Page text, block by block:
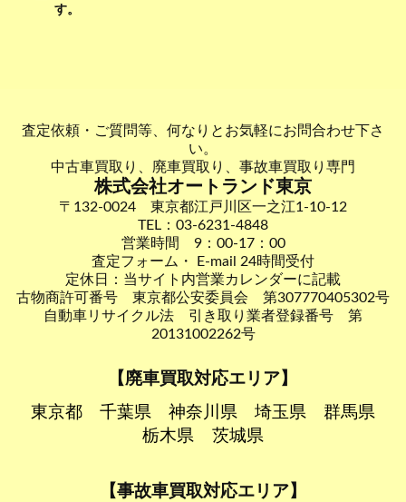
す。
査定依頼・ご質問等、何なりとお気軽にお問合わせ下さ
い。
中古車買取り、廃車買取り、事故車買取り専門
株式会社オートランド東京
〒132-0024 東京都江戸川区一之江1-10-12
TEL：03-6231-4848
営業時間 9：00-17：00
査定フォーム・ E-mail 24時間受付
定休日：当サイト内営業カレンダーに記載
古物商許可番号 東京都公安委員会 第307770405302号
自動車リサイクル法 引き取り業者登録番号 第
20131002262号
【廃車買取対応エリア】
東京都
千葉県 神奈川県 埼玉県
群馬県
栃木県
茨城県
【事故車買取対応エリア】